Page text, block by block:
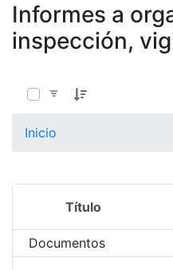
Informes a
inspección,
Inicio
Selección del elemento
Título
Documentos